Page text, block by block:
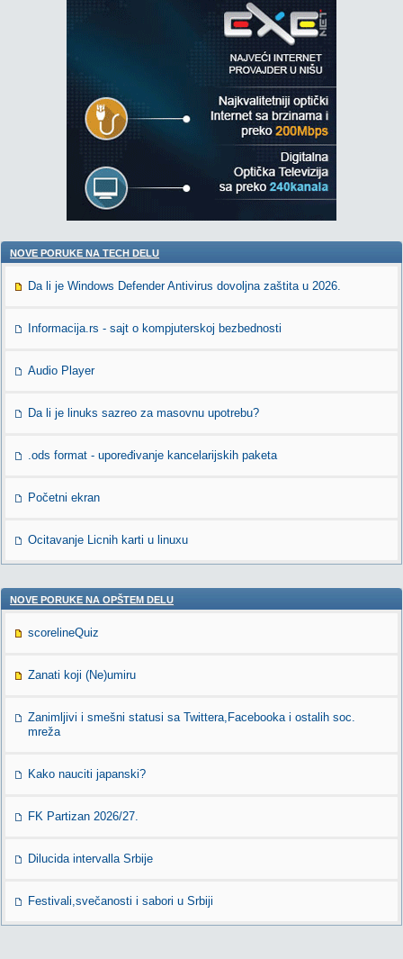
NOVE PORUKE NA TECH DELU
Da li je Windows Defender Antivirus dovoljna zaštita u 2026.
Informacija.rs - sajt o kompjuterskoj bezbednosti
Audio Player
Da li je linuks sazreo za masovnu upotrebu?
.ods format - upoređivanje kancelarijskih paketa
Početni ekran
Ocitavanje Licnih karti u linuxu
NOVE PORUKE NA OPŠTEM DELU
scorelineQuiz
Zanati koji (Ne)umiru
Zanimljivi i smešni statusi sa Twittera,Facebooka i ostalih soc.
mreža
Kako nauciti japanski?
FK Partizan 2026/27.
Dilucida intervalla Srbije
Festivali,svečanosti i sabori u Srbiji